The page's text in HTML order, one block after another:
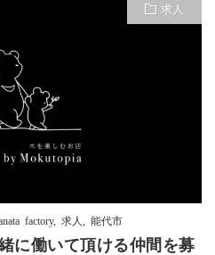
求人
factory, 求人 能代市
に働いて頂ける仲間を募